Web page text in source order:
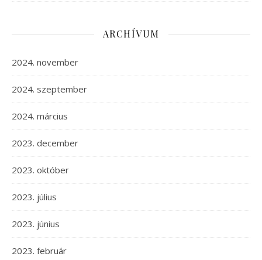
ARCHÍVUM
2024. november
2024. szeptember
2024. március
2023. december
2023. október
2023. július
2023. június
2023. február